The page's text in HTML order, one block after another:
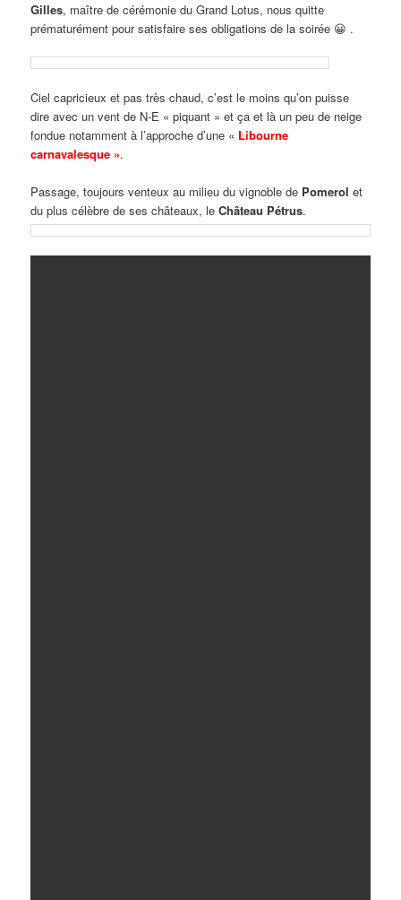
Gilles, maître de cérémonie du Grand Lotus, nous quitte
prématurément pour satisfaire ses obligations de la soirée 😀 .
Ciel capricieux et pas très chaud, c’est le moins qu’on puisse
dire avec un vent de N-E « piquant » et ça et là un peu de neige
fondue notamment à l’approche d’une « Libourne
carnavalesque ».
Passage, toujours venteux au milieu du vignoble de Pomerol et
du plus célèbre de ses châteaux, leChâteau Pétrus.